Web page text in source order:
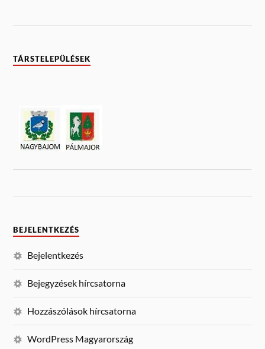
TÁRSTELEPÜLÉSEK
BEJELENTKEZÉS
Bejelentkezés
Bejegyzések hírcsatorna
Hozzászólások hírcsatorna
WordPress Magyarország